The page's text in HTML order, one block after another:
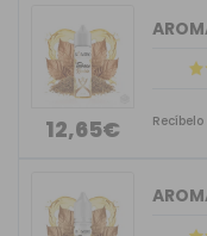
12,65€ Recíbelo